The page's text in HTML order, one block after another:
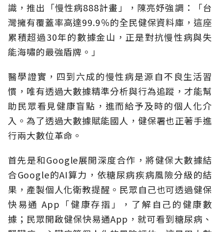
識，推出「慢性病888計畫」，陳亮妤強調：「台
灣擁有覆蓋率高達99.9％的全民健保資料庫，這座
累積超過30年的數據金山，正是對抗慢性病與失
能海嘯的最強盾牌。」
醫學證實，四到六成的慢性病是源自不良生活習
慣，唯有透過大數據精準分析與行為追蹤，才能幫
助民眾看見健康盲點，進而給予及時的個人化介
入。為了透過大數據賦能國人，健保署也正著手進
行兩大數位革命。
首先是和Google展開深度合作，將健保大數據結
合Google的AI算力，依糖尿病疾病風險分級的結
果，產製個人化衛教提醒。民眾自己也可透過健保
快易通 App「健康存摺」，了解自己的健康數
據；民眾開啟健保快易通App，就可看到糖尿病、